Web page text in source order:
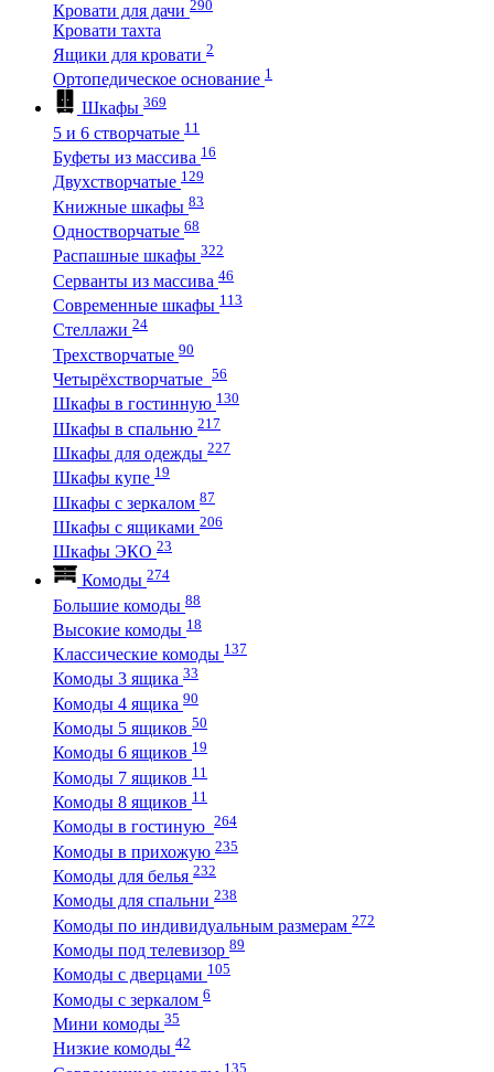
Кровати для дачи 290
Кровати тахта
Ящики для кровати 2
Ортопедическое основание 1
Шкафы 369
5 и 6 створчатые 11
Буфеты из массива 16
Двухстворчатые 129
Книжные шкафы 83
Одностворчатые 68
Распашные шкафы 322
Серванты из массива 46
Современные шкафы 113
Стеллажи 24
Трехстворчатые 90
Четырёхстворчатые 56
Шкафы в гостинную 130
Шкафы в спальню 217
Шкафы для одежды 227
Шкафы купе 19
Шкафы с зеркалом 87
Шкафы с ящиками 206
Шкафы ЭКО 23
Комоды 274
Большие комоды 88
Высокие комоды 18
Классические комоды 137
Комоды 3 ящика 33
Комоды 4 ящика 90
Комоды 5 ящиков 50
Комоды 6 ящиков 19
Комоды 7 ящиков 11
Комоды 8 ящиков 11
Комоды в гостиную 264
Комоды в прихожую 235
Комоды для белья 232
Комоды для спальни 238
Комоды по индивидуальным размерам 272
Комоды под телевизор 89
Комоды с дверцами 105
Комоды с зеркалом 6
Мини комоды 35
Низкие комоды 42
135